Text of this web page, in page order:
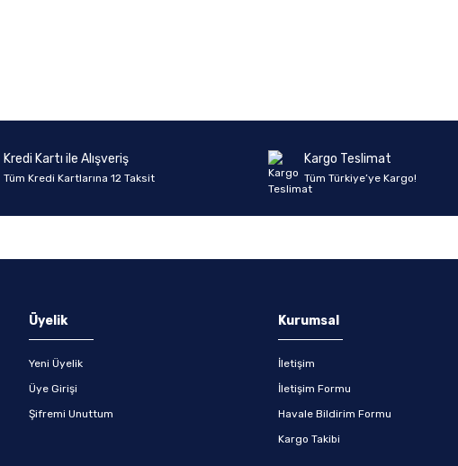
Kredi Kartı ile Alışveriş
Tüm Kredi Kartlarına 12 Taksit
Kargo Teslimat
Tüm Türkiye’ye Kargo!
Üyelik
Yeni Üyelik
Üye Girişi
Şifremi Unuttum
Kurumsal
İletişim
İletişim Formu
Havale Bildirim Formu
Kargo Takibi